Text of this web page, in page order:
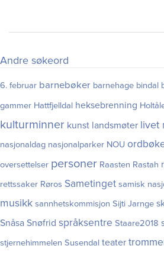
Andre søkeord
6. februar barnebøker barnehage bindal
gammer Hattfjelldal heksebrenning
kulturminner kunst landsmøter livet
nasjonaldag nasjonalparker NOU
oversettelser personer Raasten Rastah
rettssaker Røros Sametinget samisk
musikk sannhetskommisjon Sijti Jarnge
Snåsa Snøfrid språksentre Staare2018
stjernehimmelen Susendal teater